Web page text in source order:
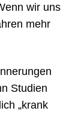
wir uns
mehr
Studien
„krank